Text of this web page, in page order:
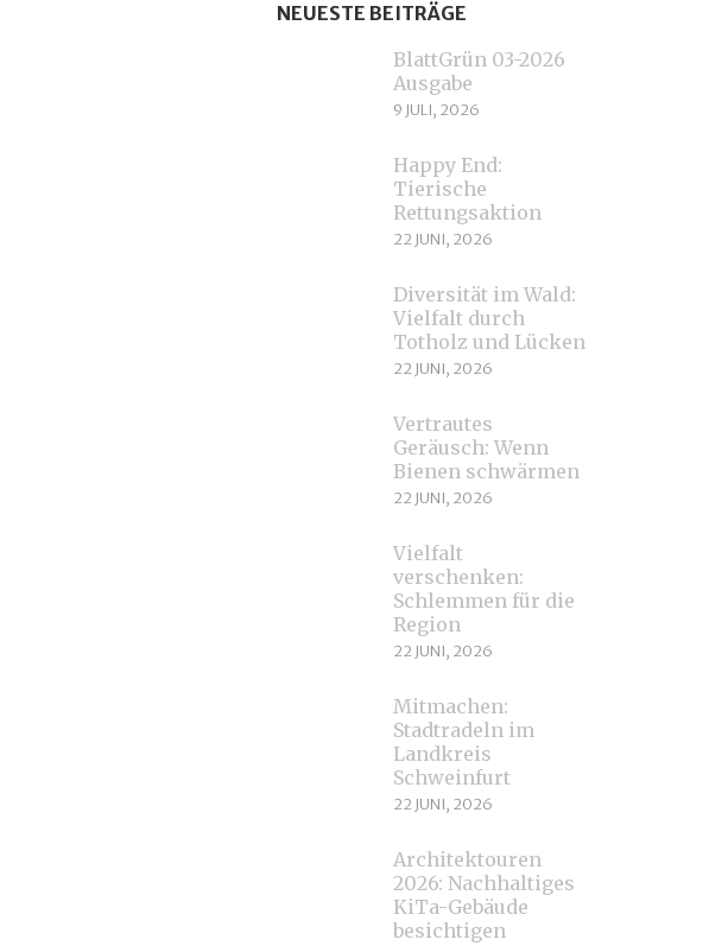
NEUESTE BEITRÄGE
BlattGrün 03-2026
Ausgabe
9 JULI, 2026
Happy End:
Tierische
Rettungsaktion
22 JUNI, 2026
Diversität im Wald:
Vielfalt durch
Totholz und Lücken
22 JUNI, 2026
Vertrautes
Geräusch: Wenn
Bienen schwärmen
22 JUNI, 2026
Vielfalt
verschenken:
Schlemmen für die
Region
22 JUNI, 2026
Mitmachen:
Stadtradeln im
Landkreis
Schweinfurt
22 JUNI, 2026
Architektouren
2026: Nachhaltiges
KiTa-Gebäude
besichtigen